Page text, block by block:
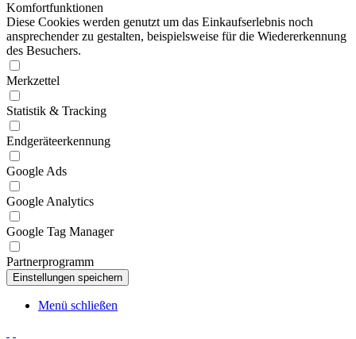
Komfortfunktionen
Diese Cookies werden genutzt um das Einkaufserlebnis noch
ansprechender zu gestalten, beispielsweise für die Wiedererkennung
des Besuchers.
Merkzettel
Statistik & Tracking
Endgeräteerkennung
Google Ads
Google Analytics
Google Tag Manager
Partnerprogramm
Menü schließen